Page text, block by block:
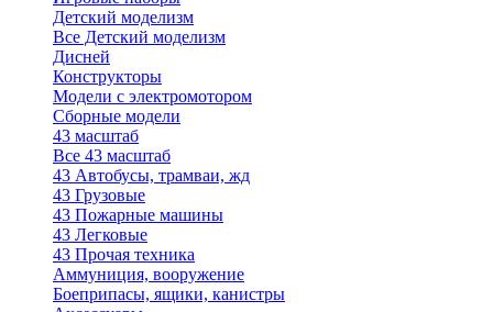
Детский моделизм
Все Детский моделизм
Дисней
Конструкторы
Модели с электромотором
Сборные модели
43 масштаб
Все 43 масштаб
43 Автобусы, трамваи, жд
43 Грузовые
43 Пожарные машины
43 Легковые
43 Прочая техника
Аммуниция, вооружение
Боеприпасы, ящики, канистры